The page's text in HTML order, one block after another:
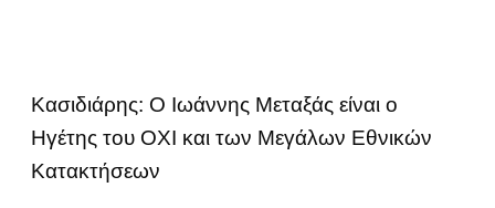
Κασιδιάρης: Ο Ιωάννης Μεταξάς είναι ο
Ηγέτης του ΟΧΙ και των Μεγάλων Εθνικών
Κατακτήσεων